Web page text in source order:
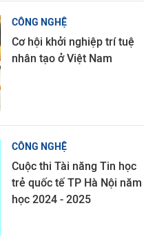
CÔNG NGHỆ
Cơ hội khởi nghiệp trí tuệ
nhân tạo ở Việt Nam
CÔNG NGHỆ
Cuộc thi Tài năng Tin học
trẻ quốc tế TP Hà Nội năm
học 2024 - 2025